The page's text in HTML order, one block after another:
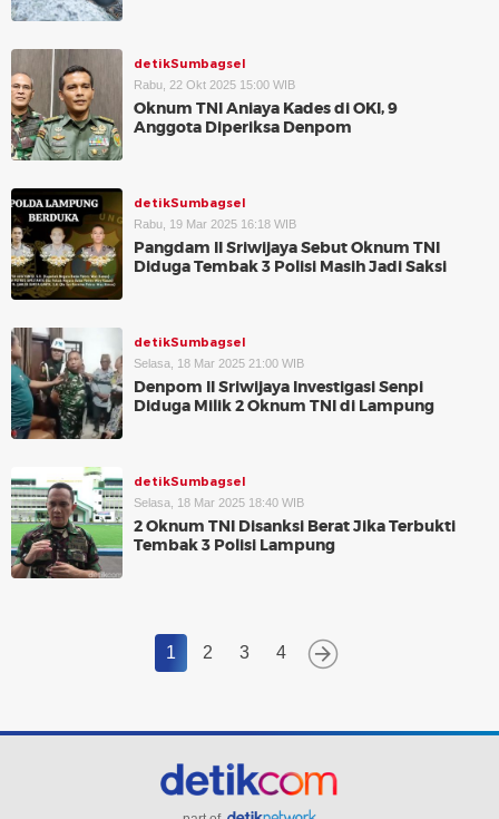
detikSumbagsel
Rabu, 22 Okt 2025 15:00 WIB
Oknum TNI Aniaya Kades di OKI, 9
Anggota Diperiksa Denpom
detikSumbagsel
Rabu, 19 Mar 2025 16:18 WIB
Pangdam II Sriwijaya Sebut Oknum TNI
Diduga Tembak 3 Polisi Masih Jadi Saksi
detikSumbagsel
Selasa, 18 Mar 2025 21:00 WIB
Denpom II Sriwijaya Investigasi Senpi
Diduga Milik 2 Oknum TNI di Lampung
detikSumbagsel
Selasa, 18 Mar 2025 18:40 WIB
2 Oknum TNI Disanksi Berat Jika Terbukti
Tembak 3 Polisi Lampung
1 2 3 4